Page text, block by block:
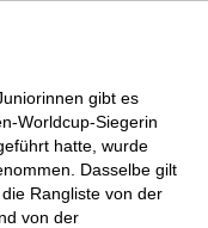
gibt es
Worldcup-Siegerin
hatte, wurde
Dasselbe gilt
Rangliste von der
von der